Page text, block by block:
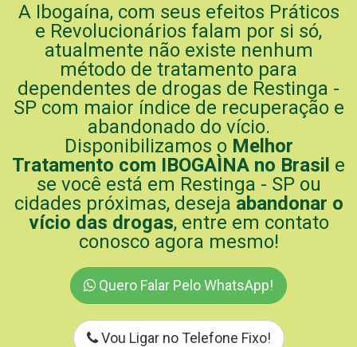
A Ibogaína, com seus efeitos Práticos
e Revolucionários falam por si só,
atualmente não existe nenhum
método de tratamento para
dependentes de drogas de Restinga -
SP com maior índice de recuperação e
abandonado do vício.
Disponibilizamos o Melhor
Tratamento com IBOGAÌNA no Brasil e
se você está em Restinga - SP ou
cidades próximas, deseja abandonar o
vício das drogas, entre em contato
conosco agora mesmo!
Quero Falar Pelo WhatsApp!
Vou Ligar no Telefone Fixo!